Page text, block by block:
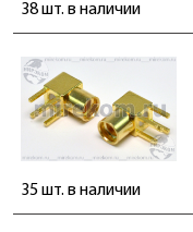
38 шт. в наличии
35 шт. в наличии